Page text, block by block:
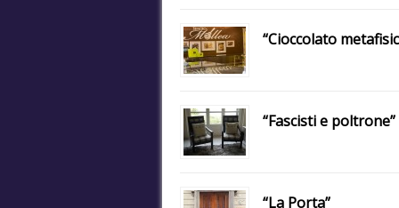
“Cioccolato
“Fascisti e poltrone”
“La Porta”